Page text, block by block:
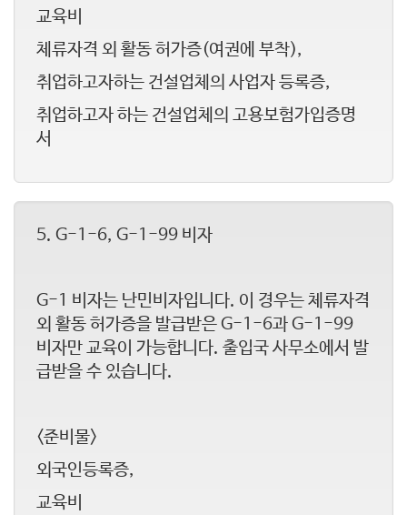
교육비
체류자격 외 활동 허가증(여권에 부착),
취업하고자하는 건설업체의 사업자 등록증,
취업하고자 하는 건설업체의 고용보험가입증명
서
​5. G-1-6, G-1-99 비자
G-1 비자는 난민비자입니다. 이 경우는 체류자격
외 활동 허가증을 발급받은 G-1-6과 G-1-99
비자만 교육이 가능합니다. 출입국 사무소에서 발
급받을 수 있습니다.
<준비물>
외국인등록증,
교육비